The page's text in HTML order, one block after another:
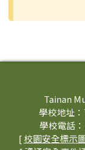
頁尾區域
Tainan
學校地址
學校電話
[校園安全標示